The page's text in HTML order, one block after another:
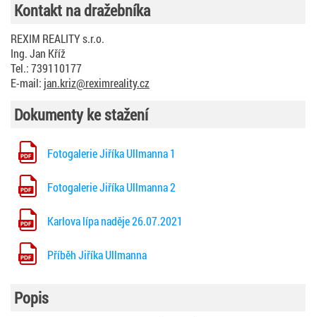
Kontakt na dražebníka
REXIM REALITY s.r.o.
Ing. Jan Kříž
Tel.: 739110177
E-mail: jan.kriz@reximreality.cz
Dokumenty ke stažení
Fotogalerie Jiříka Ullmanna 1
Fotogalerie Jiříka Ullmanna 2
Karlova lípa naděje 26.07.2021
Příběh Jiříka Ullmanna
Popis